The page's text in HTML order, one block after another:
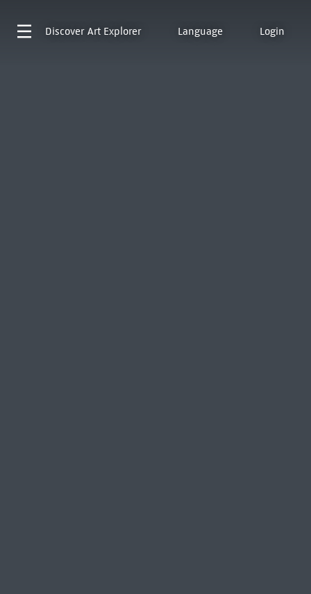
Discover Art Explorer Language Login